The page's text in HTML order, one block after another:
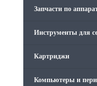
Запчасти по
Инструменты для
Картриджи
Компьютеры и